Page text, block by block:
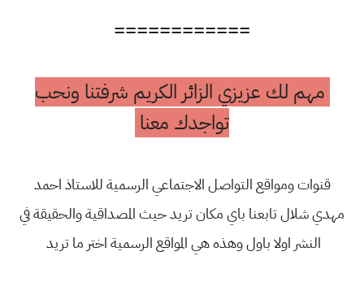
============
مهم لك عزيزي الزائر الكريم شرفتنا ونحب
تواجدك معنا
قنوات ومواقع التواصل الاجتماعي الرسمية للاستاذ احمد
مهدي شلال تابعنا باي مكان تريد حيث المصداقية والحقيقة في
النشر اولا باول وهذه هي المواقع الرسمية اختر ما تريد